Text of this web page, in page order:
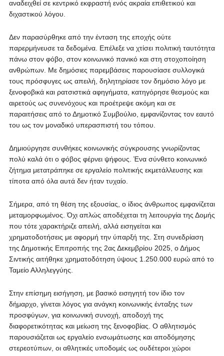
αναδειχθεί σε κεντρικό εκφραστή ενός ακραία επιθετικού και
διχαστικού λόγου.
Δεν παρασύρθηκε από την ένταση της εποχής ούτε
παρερμήνευσε τα δεδομένα. Επέλεξε να χτίσει πολιτική ταυτότητα
πάνω στον φόβο, στον κοινωνικό πανικό και στη στοχοποίηση
ανθρώπων. Με δημόσιες παρεμβάσεις παρουσίασε συλλογικά
τους πρόσφυγες ως απειλή, δηλητηρίασε τον δημόσιο λόγο με
ξενοφοβικά και ρατσιστικά αφηγήματα, κατηγόρησε θεσμούς και
αιρετούς ως συνενόχους και προέτρεψε ακόμη και σε
παραιτήσεις από το Δημοτικό Συμβούλιο, εμφανίζοντας τον εαυτό
του ως τον μοναδικό υπερασπιστή του τόπου.
Δημιούργησε συνθήκες κοινωνικής σύγκρουσης γνωρίζοντας
πολύ καλά ότι ο φόβος φέρνει ψήφους. Ένα σύνθετο κοινωνικό
ζήτημα μετατράπηκε σε εργαλείο πολιτικής εκμετάλλευσης και
τίποτα από όλα αυτά δεν ήταν τυχαίο.
Σήμερα, από τη θέση της εξουσίας, ο ίδιος άνθρωπος εμφανίζεται
μεταμορφωμένος. Όχι απλώς αποδέχεται τη λειτουργία της Δομής
που τότε χαρακτήριζε απειλή, αλλά εισηγείται και
χρηματοδοτήσεις με αφορμή την ύπαρξή της. Στη συνεδρίαση
της Δημοτικής Επιτροπής της 2ας Δεκεμβρίου 2025, ο Δήμος
Σιντικής αιτήθηκε χρηματοδότηση ύψους 1.250.000 ευρώ από το
Ταμείο Αλληλεγγύης.
Στην επίσημη εισήγηση, με βασικό εισηγητή τον ίδιο τον
δήμαρχο, γίνεται λόγος για ανάγκη κοινωνικής ένταξης των
προσφύγων, για κοινωνική συνοχή, αποδοχή της
διαφορετικότητας και μείωση της ξενοφοβίας. Ο αθλητισμός
παρουσιάζεται ως εργαλείο ενσωμάτωσης και αποδόμησης
στερεοτύπων, οι αθλητικές υποδομές ως ουδέτεροι χώροι